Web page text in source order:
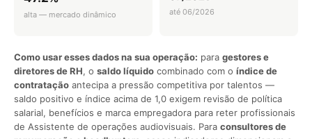
alta — mercado dinâmico até 06/2026
Como usar esses dados na sua operação: para gestores e
diretores de RH, o saldo líquido combinado com o índice de
contratação antecipa a pressão competitiva por talentos —
saldo positivo e índice acima de 1,0 exigem revisão de política
salarial, benefícios e marca empregadora para reter profissionais
de Assistente de operações audiovisuais. Para consultores de